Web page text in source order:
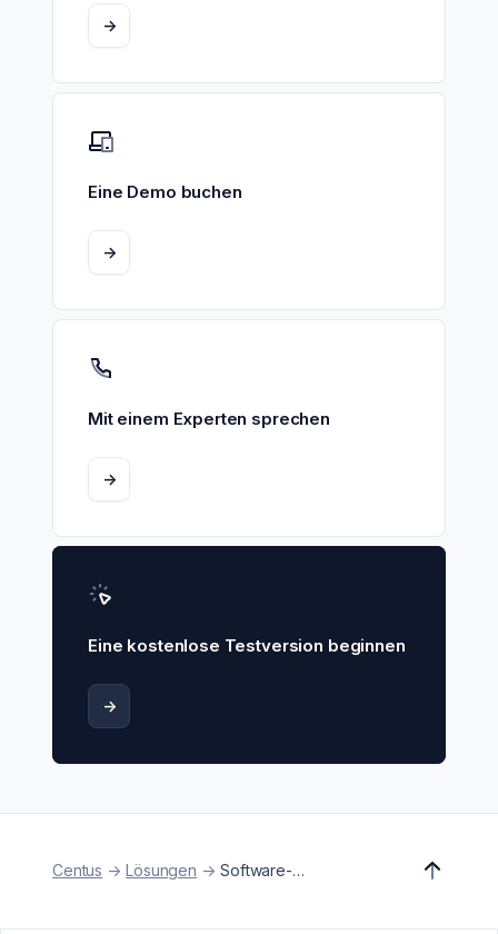
->
Eine Demo buchen
->
Mit einem Experten sprechen
->
Eine kostenlose Testversion beginnen
->
Centus -> Lösungen -> Software-Lokalisierung